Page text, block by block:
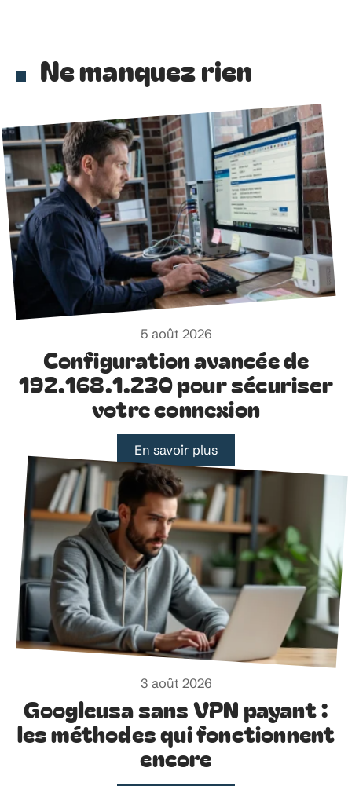
Ne manquez rien
5 août 2026
Configuration avancée de
192.168.1.230 pour sécuriser
votre connexion
En savoir plus
3 août 2026
Googleusa sans VPN payant :
les méthodes qui fonctionnent
encore